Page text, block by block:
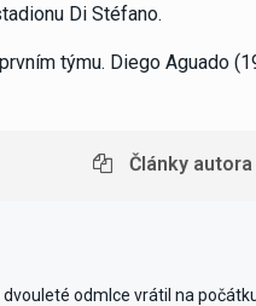
Di Stéfano.
týmu. Diego Aguado
Články autora
odmlce vrátil na